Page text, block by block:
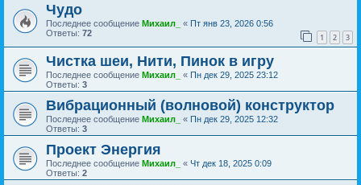
Чудо
Последнее сообщение Михаил_ « Пт янв 23, 2026 0:56
Ответы: 72 1 2 3
Чистка шеи, Нити, Пинок в игру
Последнее сообщение Михаил_ « Пн дек 29, 2025 23:12
Ответы: 3
Вибрационный (волновой) конструктор
Последнее сообщение Михаил_ « Пн дек 29, 2025 12:32
Ответы: 3
Проект Энергия
Последнее сообщение Михаил_ « Чт дек 18, 2025 0:09
Ответы: 2